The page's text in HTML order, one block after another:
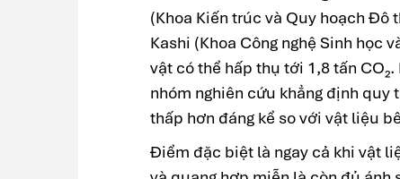
(Khoa Kiến trúc và Quy hoạch Đô
Kashi (Khoa Công nghệ Sinh học
vật có thể hấp thụ tới 1,8 tấn
nhóm nghiên cứu khẳng định
thấp hơn đáng kể so với vật liệu
Điểm đặc biệt là ngay cả khi vật